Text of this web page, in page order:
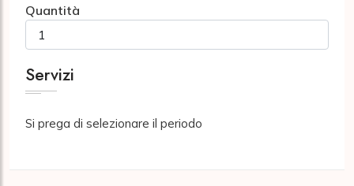
Quantità
Servizi
Si prega di selezionare il periodo